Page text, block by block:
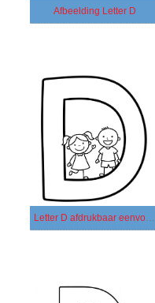
Afbeelding Letter D
Letter D afdrukbaar eenvoudig